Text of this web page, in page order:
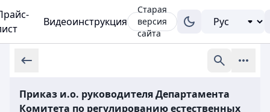
Видеоинструкция
Старая
версия
сайта
Приказ и.о. руководителя Департамента
Комитета по регулированию естественных